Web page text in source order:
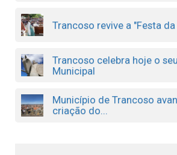
Trancoso revive a "Festa
Trancoso celebra hoje o
Municipal
Município de Trancoso
criação do...